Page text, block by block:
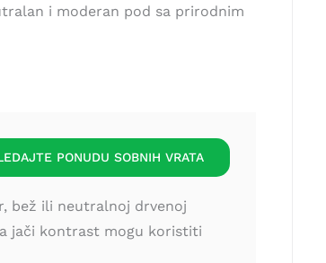
i moderan pod sa prirodnim
PONUDU SOBNIH VRATA
bež ili neutralnoj drvenoj
jači kontrast mogu koristiti